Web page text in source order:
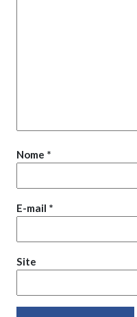
Nome *
E-mail *
Site